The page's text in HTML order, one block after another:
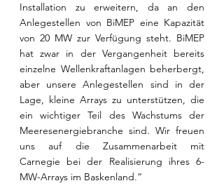
Installation zu erweitern, da an den
Anlegestellen von BiMEP eine Kapazität
von 20 MW zur Verfügung steht. BiMEP
hat zwar in der Vergangenheit bereits
einzelne Wellenkraftanlagen beherbergt,
aber unsere Anlegestellen sind in der
Lage, kleine Arrays zu unterstützen, die
ein wichtiger Teil des Wachstums der
Meeresenergiebranche sind. Wir freuen
uns auf die Zusammenarbeit mit
Carnegie bei der Realisierung ihres 6-
MW-Arrays im Baskenland.“